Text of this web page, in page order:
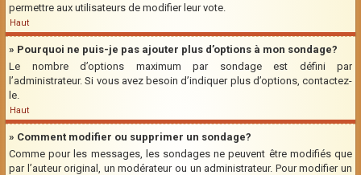
permettre aux utilisateurs de modifier leur vote.
Haut
» Pourquoi ne puis-je pas ajouter plus d’options à mon sondage?
Le nombre d’options maximum par sondage est défini par
l’administrateur. Si vous avez besoin d’indiquer plus d’options, contactez-
le.
Haut
» Comment modifier ou supprimer un sondage?
Comme pour les messages, les sondages ne peuvent être modifiés que
par l’auteur original, un modérateur ou un administrateur. Pour modifier un